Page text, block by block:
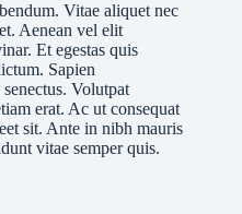
Vitae aliquet nec
Aenean vel elit
Et egestas quis
Sapien
Volutpat
erat. Ac ut consequat
sit. Ante in nibh mauris
vitae semper quis.